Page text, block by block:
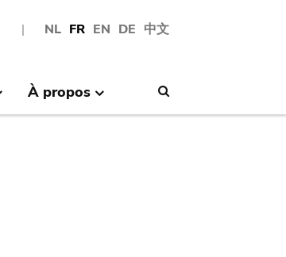
NL FR EN DE 中文
À propos